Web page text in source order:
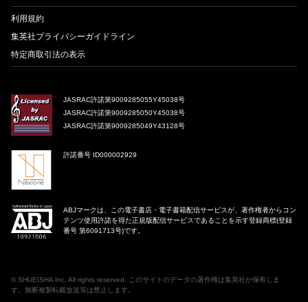
利用規約
集英社プライバシーガイドライン
特定商取引法の表示
JASRAC許諾第9009285055Y45038号
JASRAC許諾第9009285050Y45038号
JASRAC許諾第9009285049Y43128号
許諾番号 ID000002929
ABJマークは、この電子書店・電子書籍配信サービスが、著作権者からコン
テンツ使用許諾を得た正規版配信サービスであることを示す登録商標(登録
番号 第6091713号)です。
© SHUEISHA Inc . All rights reserved. このサイトのデータの著作権は集英社が保有しま
す。無断複製転載放送等は禁止します。